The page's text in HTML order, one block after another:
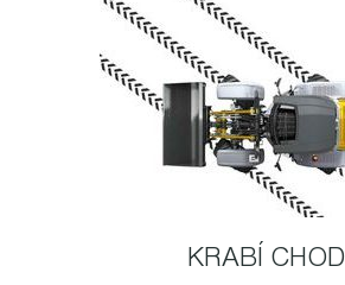
KRABÍ CHOD